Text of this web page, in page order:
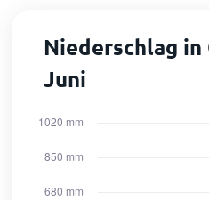
Niederschlag in
Juni